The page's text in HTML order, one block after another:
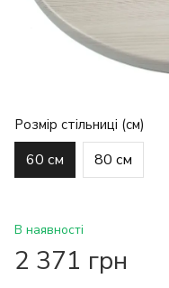
Розмір стільниці (см)
60 см 80 см
В наявності
2 371 грн